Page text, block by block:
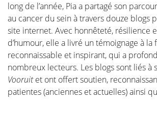
long de l’année, Pia a partagé son
au cancer du sein à travers douze blogs
site internet. Avec honnêteté, résilience
d’humour, elle a livré un témoignage à la
reconnaissable et inspirant, qui a
nombreux lecteurs. Les blogs sont liés à
Vooruitet ont offert soutien,
patientes (anciennes et actuelles) ainsi